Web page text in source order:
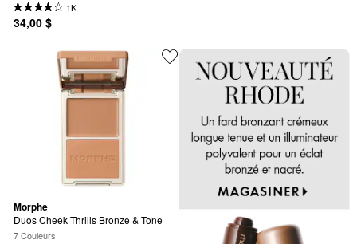
1K
34,00 $
Morphe
Duos Cheek Thrills Bronze & Tone
7 Couleurs